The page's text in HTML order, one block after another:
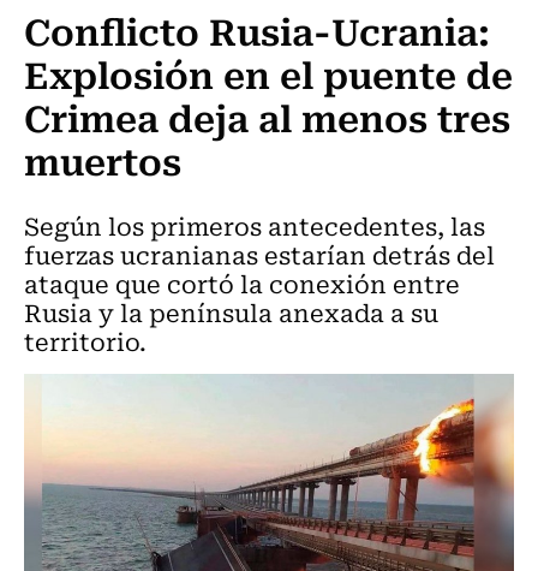
Conflicto Rusia-Ucrania:
Explosión en el puente de
Crimea deja al menos tres
muertos
Según los primeros antecedentes, las
fuerzas ucranianas estarían detrás del
ataque que cortó la conexión entre
Rusia y la península anexada a su
territorio.